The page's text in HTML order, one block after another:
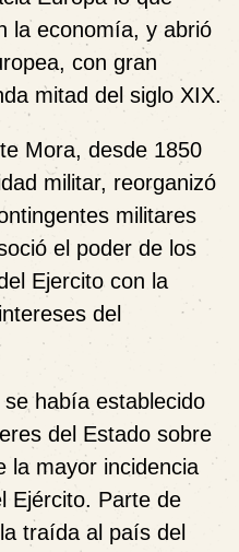
la economía, y abrió
con gran
mitad del siglo XIX.
Mora, desde 1850
militar, reorganizó
militares
el poder de los
Ejercito con la
del
había establecido
del Estado sobre
la mayor incidencia
Ejército. Parte de
traída al país del